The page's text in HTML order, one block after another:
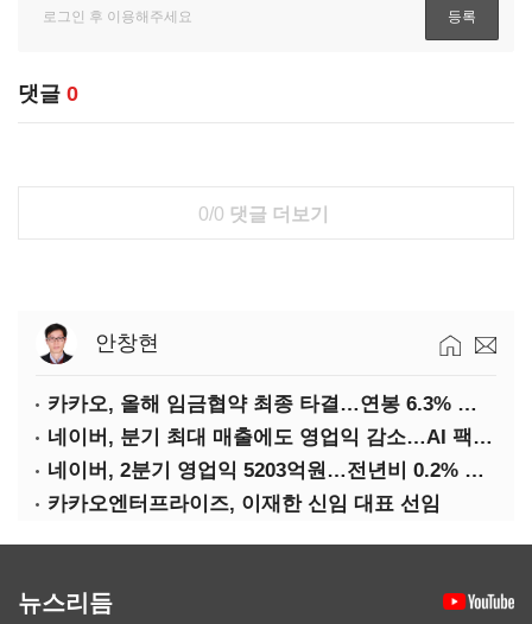
댓글 0
0/0 댓글 더보기
안창현
카카오, 올해 임금협약 최종 타결…연봉 6.3% 인상·격려금 300만원
네이버, 분기 최대 매출에도 영업익 감소…AI 팩토리 속도
네이버, 2분기 영업익 5203억원…전년비 0.2% 감소
카카오엔터프라이즈, 이재한 신임 대표 선임
뉴스리듬